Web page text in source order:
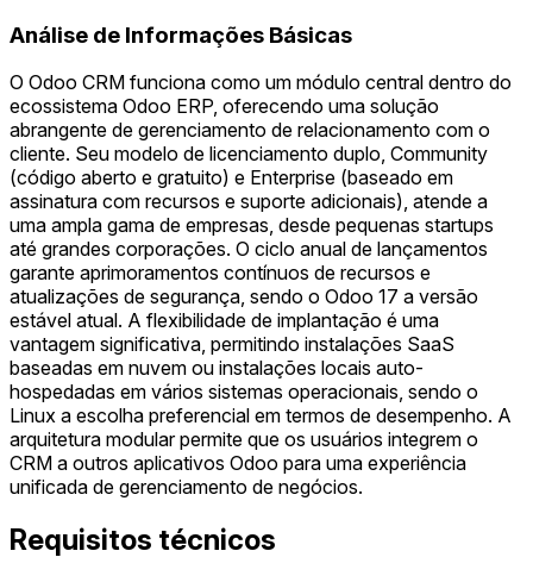
Análise de Informações Básicas
O Odoo CRM funciona como um módulo central dentro do
ecossistema Odoo ERP, oferecendo uma solução
abrangente de gerenciamento de relacionamento com o
cliente. Seu modelo de licenciamento duplo, Community
(código aberto e gratuito) e Enterprise (baseado em
assinatura com recursos e suporte adicionais), atende a
uma ampla gama de empresas, desde pequenas startups
até grandes corporações. O ciclo anual de lançamentos
garante aprimoramentos contínuos de recursos e
atualizações de segurança, sendo o Odoo 17 a versão
estável atual. A flexibilidade de implantação é uma
vantagem significativa, permitindo instalações SaaS
baseadas em nuvem ou instalações locais auto-
hospedadas em vários sistemas operacionais, sendo o
Linux a escolha preferencial em termos de desempenho. A
arquitetura modular permite que os usuários integrem o
CRM a outros aplicativos Odoo para uma experiência
unificada de gerenciamento de negócios.
Requisitos técnicos